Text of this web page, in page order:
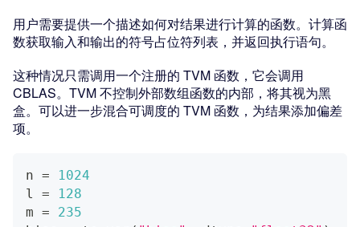
用户需要提供一个描述如何对结果进行计算的函数。计算函
数获取输入和输出的符号占位符列表，并返回执行语句。
这种情况只需调用一个注册的 TVM 函数，它会调用
CBLAS。TVM 不控制外部数组函数的内部，将其视为黑
盒。可以进一步混合可调度的 TVM 函数，为结果添加偏差
项。
n =
1024
l =
128
m =
235